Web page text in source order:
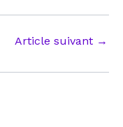
Article suivant →